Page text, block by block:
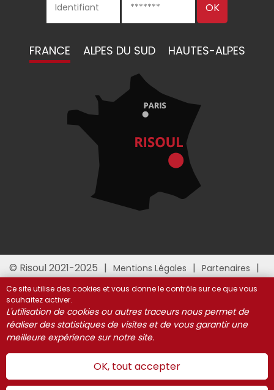
FRANCE ALPES DU SUD HAUTES-ALPES
© Risoul 2021-2025 Mentions Légales
Partenaires
Gestion des cookies
Ce site utilise des cookies et vous donne le contrôle sur ce que vous
souhaitez activer.
L'utilisation de cookies ou autres traceurs nous permet de
réaliser des statistiques de visites et de vous garantir une
meilleure expérience sur notre site.
OK, tout accepter